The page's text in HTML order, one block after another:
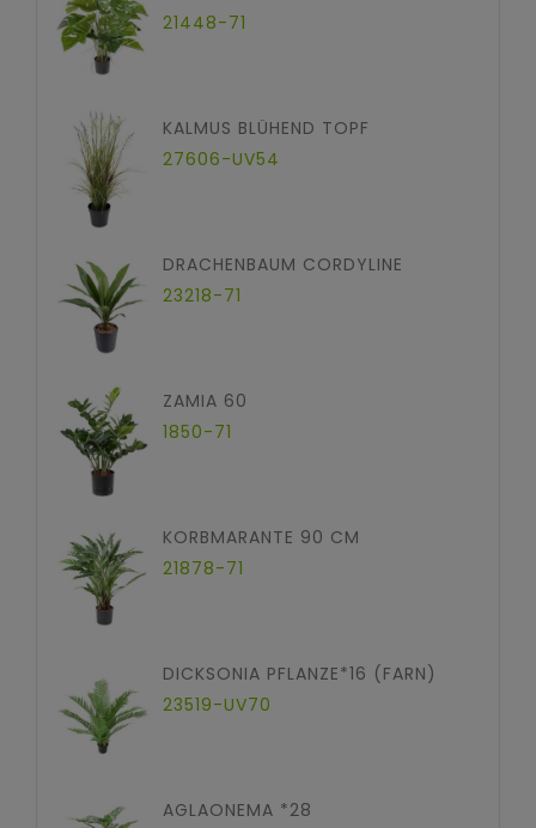
21448-71
KALMUS BLÜHEND TOPF
27606-UV54
DRACHENBAUM CORDYLINE
23218-71
ZAMIA 60
1850-71
KORBMARANTE 90 CM
21878-71
DICKSONIA PFLANZE*16 (FARN)
23519-UV70
AGLAONEMA *28